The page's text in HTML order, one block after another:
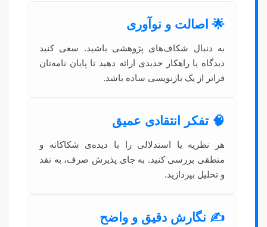
🌟 اصالت و نوآوری
به دنبال شکاف‌های پژوهشی باشید. سعی کنید
دیدگاه یا راهکار جدیدی ارائه دهید تا پایان نامه‌تان
فراتر از یک بازنویسی ساده باشد.
🧠 تفکر انتقادی عمیق
هر نظریه یا استدلالی را با دیده‌ی شکاکانه و
منطقی بررسی کنید. به جای پذیرش صرف، به نقد
و تحلیل بپردازید.
✍️ نگارش دقیق و واضح